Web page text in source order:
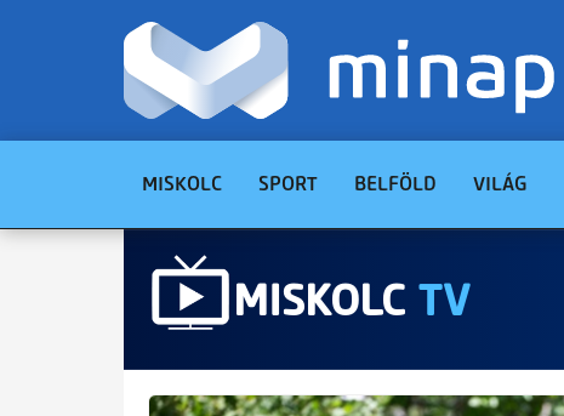
MISKOLC SPORT BELFÖLD VILÁG
MISKOLC TV